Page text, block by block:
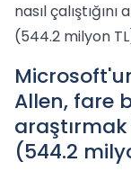
nasıl
(544.2 milyon
Allen, fare
(544.2